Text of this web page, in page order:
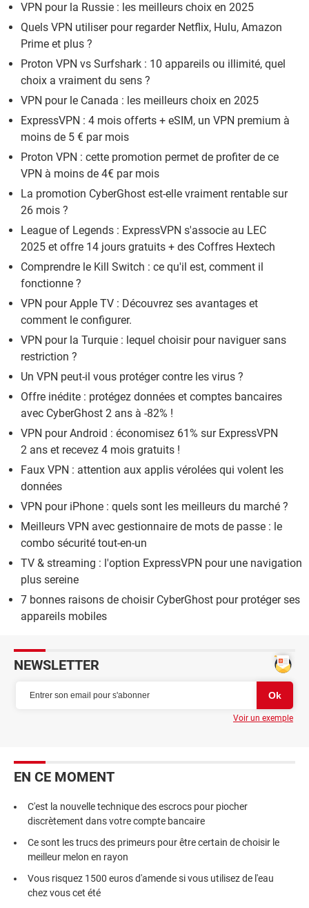
VPN pour la Russie : les meilleurs choix en 2025
Quels VPN utiliser pour regarder Netflix, Hulu, Amazon
Prime et plus ?
Proton VPN vs Surfshark : 10 appareils ou illimité, quel
choix a vraiment du sens ?
VPN pour le Canada : les meilleurs choix en 2025
ExpressVPN : 4 mois offerts + eSIM, un VPN premium à
moins de 5 € par mois
Proton VPN : cette promotion permet de profiter de ce
VPN à moins de 4€ par mois
La promotion CyberGhost est-elle vraiment rentable sur
26 mois ?
League of Legends : ExpressVPN s'associe au LEC
2025 et offre 14 jours gratuits + des Coffres Hextech
Comprendre le Kill Switch : ce qu'il est, comment il
fonctionne ?
VPN pour Apple TV : Découvrez ses avantages et
comment le configurer.
VPN pour la Turquie : lequel choisir pour naviguer sans
restriction ?
Un VPN peut-il vous protéger contre les virus ?
Offre inédite : protégez données et comptes bancaires
avec CyberGhost 2 ans à -82% !
VPN pour Android : économisez 61% sur ExpressVPN
2 ans et recevez 4 mois gratuits !
Faux VPN : attention aux applis vérolées qui volent les
données
VPN pour iPhone : quels sont les meilleurs du marché ?
Meilleurs VPN avec gestionnaire de mots de passe : le
combo sécurité tout-en-un
TV & streaming : l'option ExpressVPN pour une navigation
plus sereine
7 bonnes raisons de choisir CyberGhost pour protéger ses
appareils mobiles
NEWSLETTER
Voir un exemple
EN CE MOMENT
C'est la nouvelle technique des escrocs pour piocher
discrètement dans votre compte bancaire
Ce sont les trucs des primeurs pour être certain de choisir le
meilleur melon en rayon
Vous risquez 1500 euros d'amende si vous utilisez de l'eau
chez vous cet été